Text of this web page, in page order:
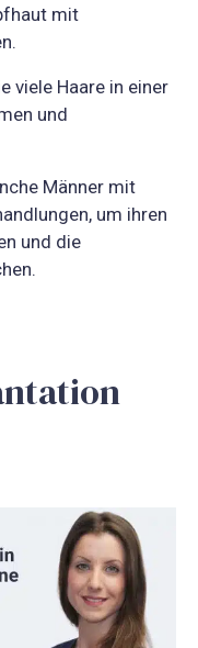
mit
viele Haare in einer
und
Männer mit
um ihren
und die